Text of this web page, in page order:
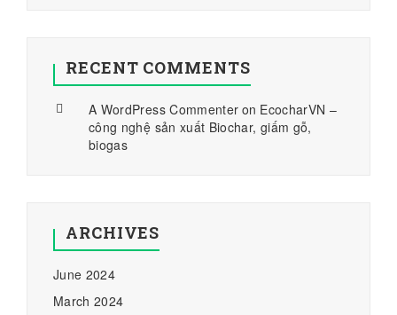
RECENT COMMENTS
A WordPress Commenter on EcocharVN –
công nghệ sản xuất Biochar, giấm gỗ,
biogas
ARCHIVES
June 2024
March 2024